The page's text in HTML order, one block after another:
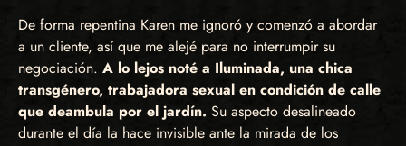
De forma repentina Karen me ignoró y comenzó a abordar
a un cliente, así que me alejé para no interrumpir su
negociación. A lo lejos noté a Iluminada, una chica
transgénero, trabajadora sexual en condición de calle
que deambula por el jardín. Su aspecto desalineado
durante el día la hace invisible ante la mirada de los